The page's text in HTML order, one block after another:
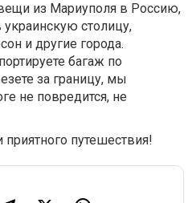
из Мариуполя в Россию,
столицу,
и другие города.
багаж по
за границу, мы
не повредится, не
путешествия!